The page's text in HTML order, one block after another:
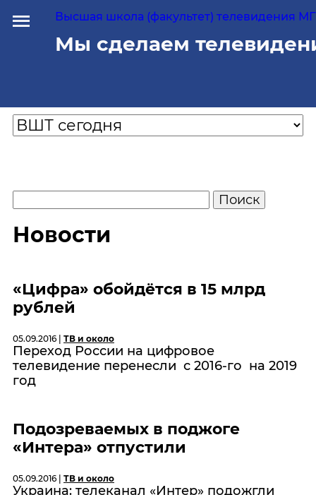
Высшая школа (факультет) телевидения
Мы сделаем
Новости
«Цифра» обойдётся в 15 млрд
рублей
05.09.2016 | ТВ и около
Переход России на цифровое
телевидение перенесли с 2016-го на 2019
год
Подозреваемых в поджоге
«Интера» отпустили
05.09.2016 | ТВ и около
Украина: телеканал «Интер» подожгли